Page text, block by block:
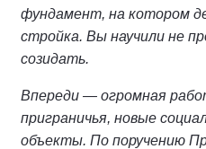
фундамент, на котором
стройка. Вы научили не
созидать.
Впереди — огромная
приграничья, новые
объекты. По поручению